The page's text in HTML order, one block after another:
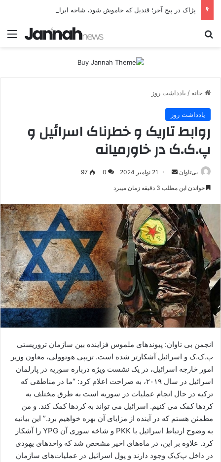
خانه / یادداشت روز
یادداشت روز
روابط تاریک و خطرناک اسرائیل و
پ.ک.ک در خاورمیانه
بی‌تاوان
ر
ا
ل
ا
ی
م
ی
ل
21 نوامبر 2024 0
97
خواندن این مطلب 3 دقیقه زمان میبرد
انجمن بی تاوان: پیوندهای ملموس فزاینده بین سازمان تروریستی
پ.ک.ک و اسرائیل آشکارتر شده است. تزیپی هوتوولی، معاون وزیر
امور خارجه اسرائیل، در یک نشست ویژه درباره سوریه در پارلمان
اسرائیل در سال ۲۰۱۹، به صراحت اعلام کرد: “ما در مناطقی که
ترکیه در حال انجام عملیات در سوریه است به طرق مختلف به
کردها کمک می کنیم. اسرائیل می تواند به کردها کمک کند. و من
مطمئن هستم که در آینده از مزایای آن بهره خواهیم برد.” این بیانیه
به وضوح ارتباط اسرائیل با PKK و شاخه سوری آن YPG را آشکار
کرد. علاوه بر این، در ماه‌های اخیر مشخص شد که واحدهای یهودی
در داخل پ‌ک‌ک وجود دارند و پول اسرائیل در عملیات‌های سازمان